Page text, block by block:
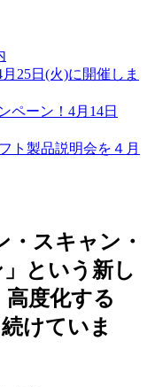
25日(火)に開催しま
ペーン！4月14日
ト製品説明会を４月
スキャン・
という新し
度化する
けていま